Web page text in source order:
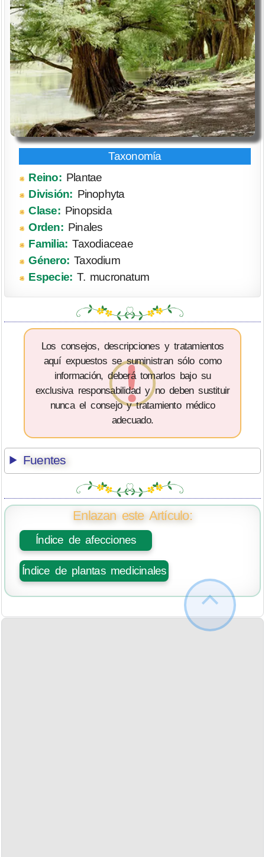
Reino:Plantae
División: Pinophyta
Clase:Pinopsida
Orden:Pinales
Familia: Taxodiaceae
Género: Taxodium
Especie: T. mucronatum
Los consejos, descripciones y tratamientos
aquí expuestos se suministran sólo como
información, deberá tomarlos bajo su
exclusiva responsabilidad y no deben sustituir
nunca el consejo y tratamiento médico
adecuado.
Fuentes
Enlazan este Artículo:
Índice de afecciones
Índice de plantas medicinales